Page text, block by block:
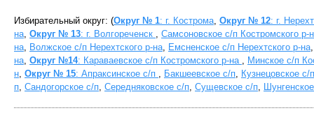
Избирательный округ: (Округ № 1: г. Кострома Округ № 12: г.
на Округ № 13: г. Волгореченск
Самсоновское с/п Костромского р-
на
Волжское с/п Нерехтского р-на Емсненское с/п Нерехтского р-на
на Округ №14: Караваевское с/п Костромского р-на
Минское с/п
н Округ № 15: Апраксинское с/п Бакшеевское с/п
Кузнецовское с/п
п Сандогорское с/п Середняковское с/п Сущевское с/п